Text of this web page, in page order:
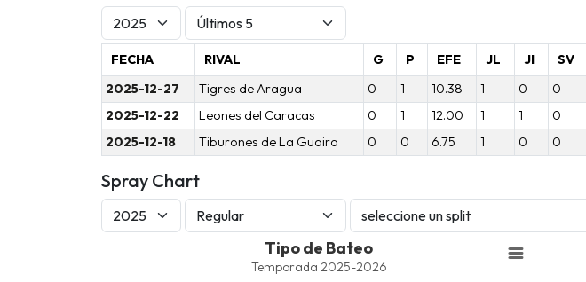
FECHA RIVAL G P EFE JL JI SV
2025-12-27
Tigres de Aragua 0 1 10.38 1 0 0
2025-12-22
Leones del Caracas 0 1 12.00 1 1 0
2025-12-18
Tiburones de La Guaira 0 0 6.75 1 0 0
Spray Chart
Combination chart with 8 data series.
Tipo de Bateo
Temporada 2025-2026